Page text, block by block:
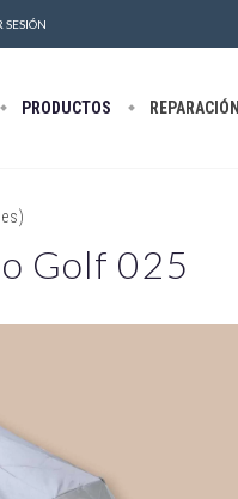
SESIÓN
PRODUCTOS REPARACIÓN
Golf 025